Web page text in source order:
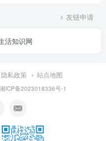
友链申请
活知识网
隐私政策 站点地图
湘ICP备2023018336号-1